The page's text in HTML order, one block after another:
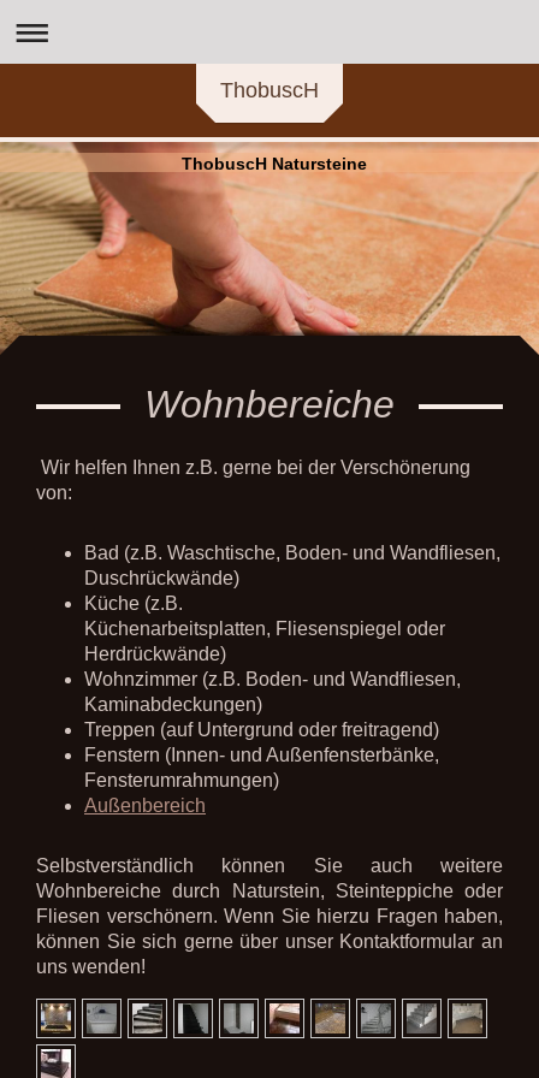
ThobuscH
ThobuscH Natursteine
Wohnbereiche
Wir helfen Ihnen z.B. gerne bei der Verschönerung
von:
Bad (z.B. Waschtische, Boden- und Wandfliesen,
Duschrückwände)
Küche (z.B.
Küchenarbeitsplatten, Fliesenspiegel oder
Herdrückwände)
Wohnzimmer (z.B. Boden- und Wandfliesen,
Kaminabdeckungen)
Treppen (auf Untergrund oder freitragend)
Fenstern (Innen- und Außenfensterbänke,
Fensterumrahmungen)
Außenbereich
Selbstverständlich können Sie auch weitere
Wohnbereiche durch Naturstein, Steinteppiche oder
Fliesen verschönern. Wenn Sie hierzu Fragen haben,
können Sie sich gerne über unser Kontaktformular an
uns wenden!